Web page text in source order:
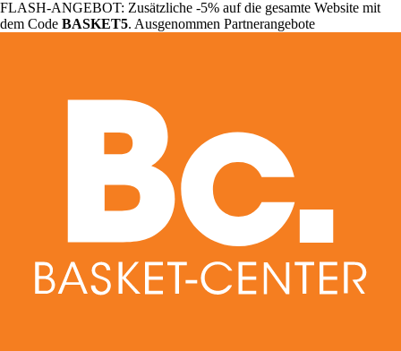
FLASH-ANGEBOT: Zusätzliche -5% auf die gesamte Website mit
dem Code BASKET5. Ausgenommen Partnerangebote